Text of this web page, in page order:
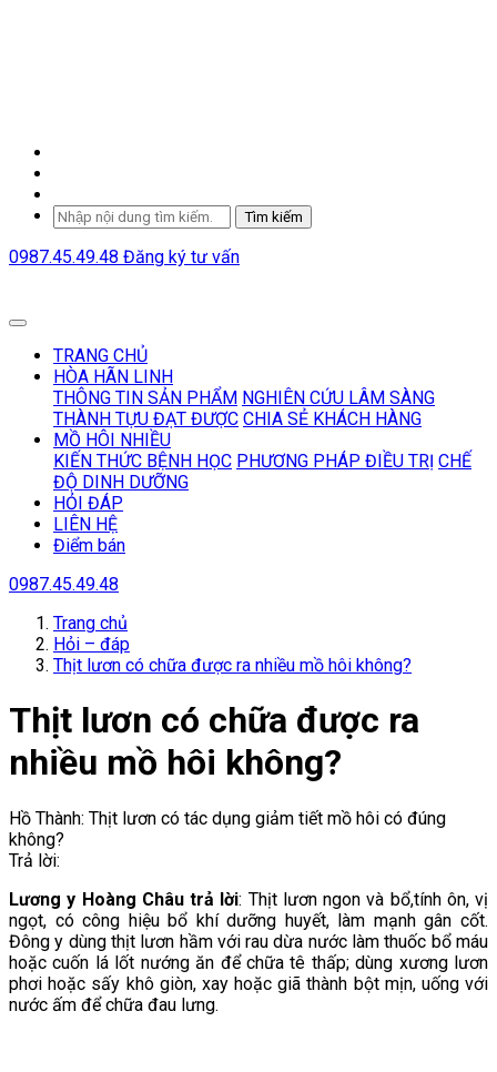
Tìm kiếm
0987.45.49.48 Đăng ký tư vấn
TRANG CHỦ
HÒA HÃN LINH
THÔNG TIN SẢN PHẨM NGHIÊN CỨU LÂM SÀNG
THÀNH TỰU ĐẠT ĐƯỢC CHIA SẺ KHÁCH HÀNG
MỒ HÔI NHIỀU
KIẾN THỨC BỆNH HỌC PHƯƠNG PHÁP ĐIỀU TRỊ CHẾ
ĐỘ DINH DƯỠNG
HỎI ĐÁP
LIÊN HỆ
Điểm bán
0987.45.49.48
Trang chủ
Hỏi – đáp
Thịt lươn có chữa được ra nhiều mồ hôi không?
Thịt lươn có chữa được ra
nhiều mồ hôi không?
Hồ Thành: Thịt lươn có tác dụng giảm tiết mồ hôi có đúng
không?
Trả lời:
Lương y Hoàng Châu trả lời: Thịt lươn ngon và bổ,tính ôn, vị
ngọt, có công hiệu bổ khí dưỡng huyết, làm mạnh gân cốt.
Đông y dùng thịt lươn hầm với rau dừa nước làm thuốc bổ máu
hoặc cuốn lá lốt nướng ăn để chữa tê thấp; dùng xương lươn
phơi hoặc sấy khô giòn, xay hoặc giã thành bột mịn, uống với
nước ấm để chữa đau lưng.